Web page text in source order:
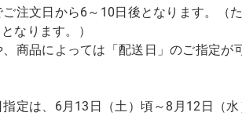
注文日から6～10日後となります。（
なります。）
、商品によっては「配送日」のご指定
定は、6月13日（土）頃～8月12日（